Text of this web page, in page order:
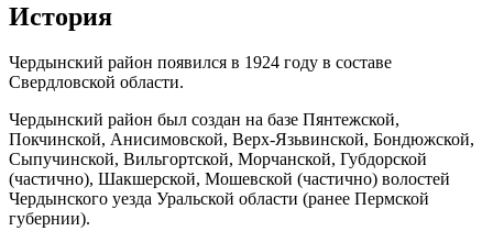
История
Чердынский район появился в 1924 году в составе
Свердловской области.
Чердынский район был создан на базе Пянтежской,
Покчинской, Анисимовской, Верх-Язьвинской, Бондюжской,
Сыпучинской, Вильгортской, Морчанской, Губдорской
(частично), Шакшерской, Мошевской (частично) волостей
Чердынского уезда Уральской области (ранее Пермской
губернии).